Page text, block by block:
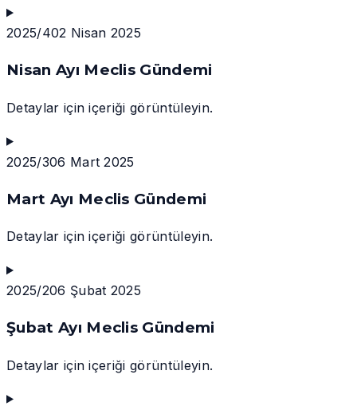
2025/402 Nisan 2025
Nisan Ayı Meclis Gündemi
Detaylar için içeriği görüntüleyin.
2025/306 Mart 2025
Mart Ayı Meclis Gündemi
Detaylar için içeriği görüntüleyin.
2025/206 Şubat 2025
Şubat Ayı Meclis Gündemi
Detaylar için içeriği görüntüleyin.